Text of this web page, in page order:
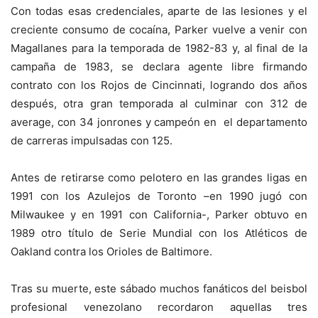
Con todas esas credenciales, aparte de las lesiones y el
creciente consumo de cocaína, Parker vuelve a venir con
Magallanes para la temporada de 1982-83 y, al final de la
campaña de 1983, se declara agente libre firmando
contrato con los Rojos de Cincinnati, logrando dos años
después, otra gran temporada al culminar con 312 de
average, con 34 jonrones y campeón en el departamento
de carreras impulsadas con 125.
Antes de retirarse como pelotero en las grandes ligas en
1991 con los Azulejos de Toronto –en 1990 jugó con
Milwaukee y en 1991 con California-, Parker obtuvo en
1989 otro título de Serie Mundial con los Atléticos de
Oakland contra los Orioles de Baltimore.
Tras su muerte, este sábado muchos fanáticos del beisbol
profesional venezolano recordaron aquellas tres